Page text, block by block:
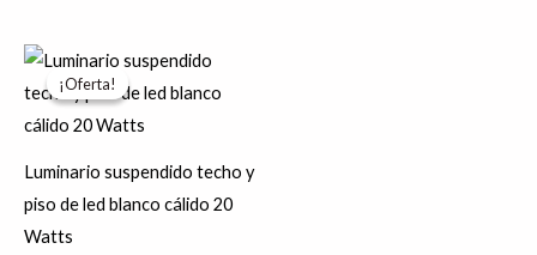
¡Oferta!
¡Oferta!
Luminario suspendido techo y
piso de led blanco cálido 20
Watts
El
precio
original
era:
$2,920.01.
El
precio
actual